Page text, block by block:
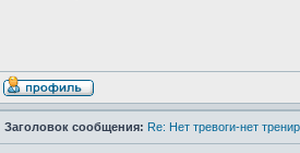
Заголовок сообщения: Re: Нет тревоги-нет